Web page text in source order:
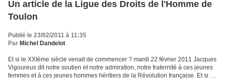
Un article de la Ligue des Droits de l'Homme de
Toulon
Publié le 23/02/2011 à 11:35
Par Michel Dandelot
Et si le XXIème siècle venait de commencer ? mardi 22 février 2011 Jacques
Vigoureux dit notre soutien et notre admiration, notre fraternité à ces jeunes
femmes et à ces jeunes hommes héritiers de la Révolution française. Et si le